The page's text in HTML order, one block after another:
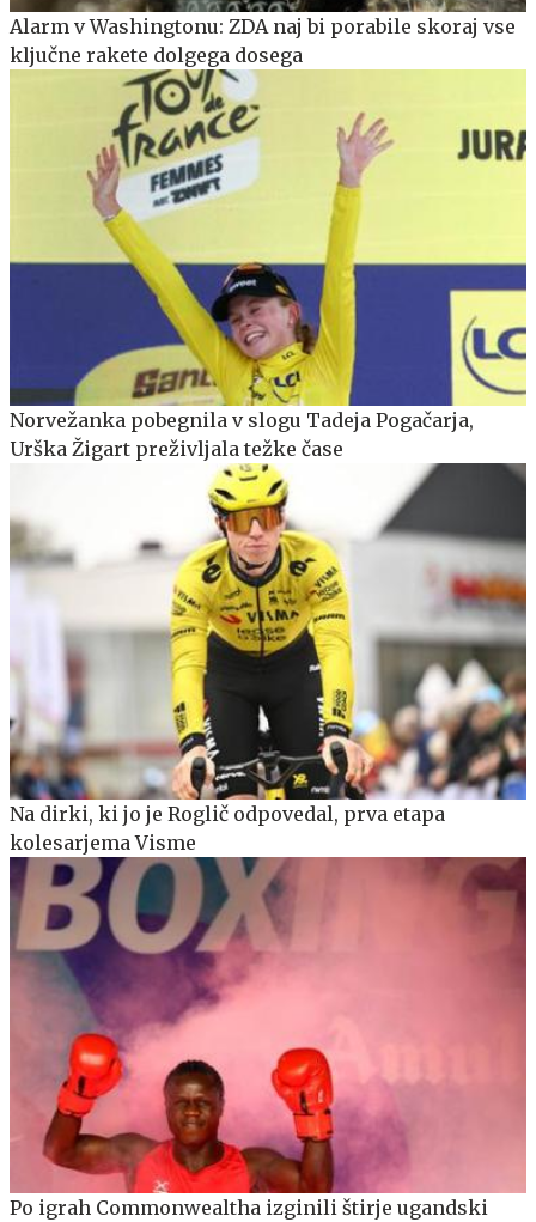
Alarm v Washingtonu: ZDA naj bi porabile skoraj vse
ključne rakete dolgega dosega
Norvežanka pobegnila v slogu Tadeja Pogačarja,
Urška Žigart preživljala težke čase
Na dirki, ki jo je Roglič odpovedal, prva etapa
kolesarjema Visme
Po igrah Commonwealtha izginili štirje ugandski